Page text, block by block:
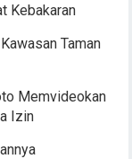
Kebakaran
Taman
Memvideokan
Izin